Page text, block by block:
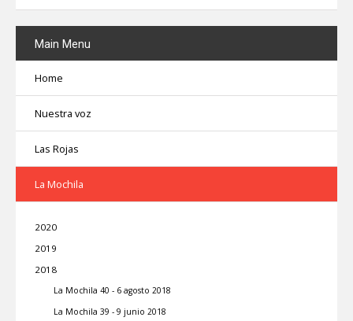
Main Menu
Home
Nuestra voz
Las Rojas
La Mochila
2020
2019
2018
La Mochila 40 - 6 agosto 2018
La Mochila 39 - 9 junio 2018